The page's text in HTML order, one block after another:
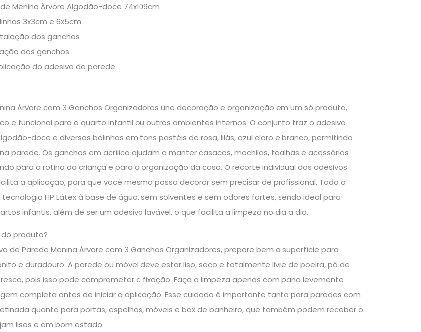
Menina Árvore Algodão-doce 74x109cm
3x3cm e 6x5cm
dos ganchos
dos ganchos
do adesivo de parede
Árvore com 3 Ganchos Organizadores une decoração e organização em um só produto,
e funcional para o quarto infantil ou outros ambientes internos. O conjunto traz o adesivo
doce e diversas bolinhas em tons pastéis de rosa, lilás, azul claro e branco, permitindo
parede. Os ganchos em acrílico ajudam a manter casacos, mochilas, toalhas e acessórios
para a rotina da criança e para a organização da casa. O recorte individual dos adesivos
a aplicação, para que você mesmo possa decorar sem precisar de profissional. Todo o
HP Látex à base de água, sem solventes e sem odores fortes, sendo ideal para
infantis, além de ser um adesivo lavável, o que facilita a limpeza no dia a dia.
produto?
de Parede Menina Árvore com 3 Ganchos Organizadores, prepare bem a superfície para
e duradouro. A parede ou móvel deve estar liso, seco e totalmente livre de poeira, pó de
pois isso pode comprometer a fixação. Faça a limpeza apenas com pano levemente
completa antes de iniciar a aplicação. Esse cuidado é importante tanto para paredes com
quanto para portas, espelhos, móveis e box de banheiro, que também podem receber o
lisos e em bom estado.